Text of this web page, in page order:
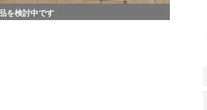
を検討中です